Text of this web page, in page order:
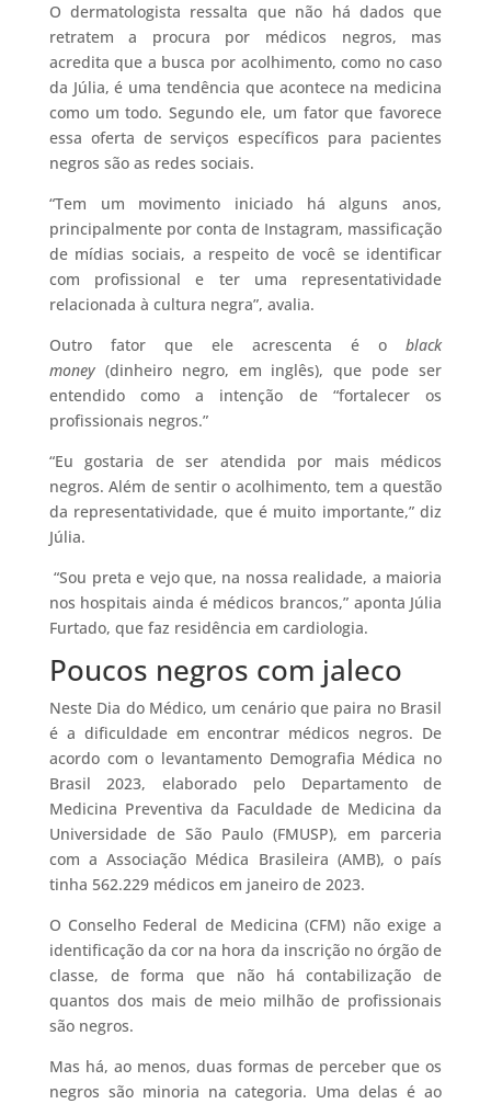
O dermatologista ressalta que não há dados que
retratem a procura por médicos negros, mas
acredita que a busca por acolhimento, como no caso
da Júlia, é uma tendência que acontece na medicina
como um todo. Segundo ele, um fator que favorece
essa oferta de serviços específicos para pacientes
negros são as redes sociais.
“Tem um movimento iniciado há alguns anos,
principalmente por conta de Instagram, massificação
de mídias sociais, a respeito de você se identificar
com profissional e ter uma representatividade
relacionada à cultura negra”, avalia.
Outro fator que ele acrescenta é o black
money(dinheiro negro, em inglês), que pode ser
entendido como a intenção de “fortalecer os
profissionais negros.”
“Eu gostaria de ser atendida por mais médicos
negros. Além de sentir o acolhimento, tem a questão
da representatividade, que é muito importante,” diz
Júlia.
“Sou preta e vejo que, na nossa realidade, a maioria
nos hospitais ainda é médicos brancos,” aponta Júlia
Furtado, que faz residência em cardiologia.
Poucos negros com jaleco
Neste Dia do Médico, um cenário que paira no Brasil
é a dificuldade em encontrar médicos negros. De
acordo com o levantamento Demografia Médica no
Brasil 2023, elaborado pelo Departamento de
Medicina Preventiva da Faculdade de Medicina da
Universidade de São Paulo (FMUSP), em parceria
com a Associação Médica Brasileira (AMB), o país
tinha 562.229 médicos em janeiro de 2023.
O Conselho Federal de Medicina (CFM) não exige a
identificação da cor na hora da inscrição no órgão de
classe, de forma que não há contabilização de
quantos dos mais de meio milhão de profissionais
são negros.
Mas há, ao menos, duas formas de perceber que os
negros são minoria na categoria. Uma delas é ao